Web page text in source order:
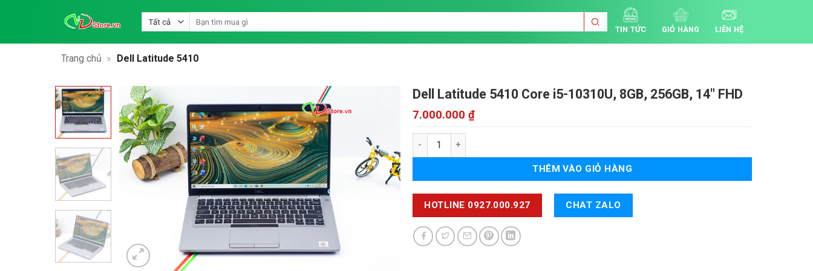
kiếm:
TIN TỨC GIỎ HÀNG LIÊN HỆ
Trang chủ » Dell Latitude 5410
Dell Latitude 5410 Core i5-10310U, 8GB, 256GB, 14" FHD
7.000.000 ₫
Dell Latitude 5410 số lượng
THÊM VÀO GIỎ HÀNG
HOTLINE 0927.000.927 CHAT ZALO